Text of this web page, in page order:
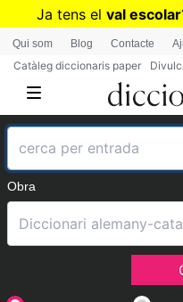
Ja tens el val escolar
diccionaris per
Qui som Blog Contacte
Catàleg diccionaris paper
Obra